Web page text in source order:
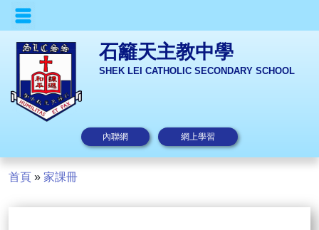
石籬天主教中學
SHEK LEI CATHOLIC SECONDARY SCHOOL
內聯網 網上學習
首頁 » 家課冊